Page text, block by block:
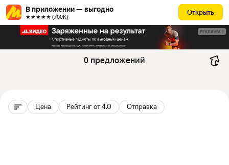
В приложении — выгодно
★★★★★ (700К)
Открыть
РЕКЛАМА
0 предложений
Цена Рейтинг от 4.0 Отправка